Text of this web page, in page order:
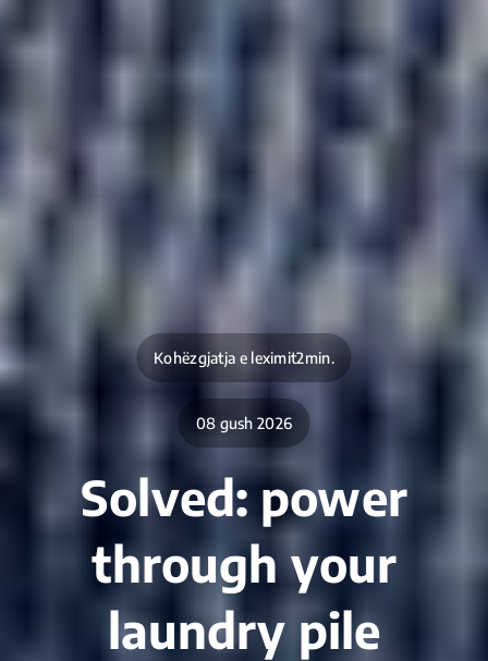
Kohëzgjatja e leximit2min.
08 gush 2026
Solved: power
through your
laundry pile